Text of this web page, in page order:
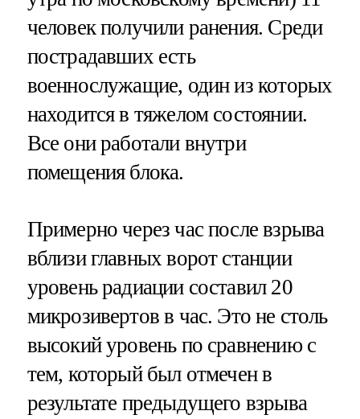
человек получили ранения. Среди
пострадавших есть
военнослужащие, один из которых
находится в тяжелом состоянии.
Все они работали внутри
помещения блока.
Примерно через час после взрыва
вблизи главных ворот станции
уровень радиации составил 20
микрозивертов в час. Это не столь
высокий уровень по сравнению с
тем, который был отмечен в
результате предыдущего взрыва